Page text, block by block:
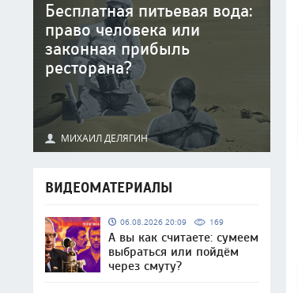
Бесплатная питьевая вода:
право человека или
законная прибыль
ресторана?
МИХАИЛ ДЕЛЯГИН
ВИДЕОМАТЕРИАЛЫ
06.08.2026 20:09 169
А вы как считаете: сумеем
выбраться или пойдём
через смуту?